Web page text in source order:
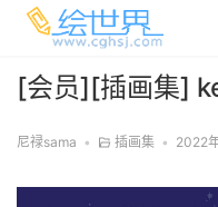
[会员][插画集]
尼禄sama • 插画集 • 2022